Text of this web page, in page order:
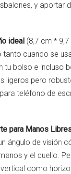
y aportar
ideal (8,7 cm *
cuando se
tu bolso e incluso
ligeros pero
teléfono de
para Manos
ángulo de visión
y el cuello.
como